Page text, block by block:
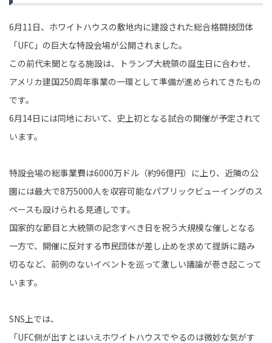
6月11日、ホワイトハウスの敷地内に建設された総合格闘技団体
「UFC」の巨大な特設会場が公開されました。
この前代未聞となる施設は、トランプ大統領の誕生日に合わせ、
アメリカ建国250周年事業の一環として準備が進められてきたもの
です。
6月14日には同地において、史上初となる試合の開催が予定されて
います。
特設会場の総事業費は6000万ドル（約96億円）に上り、近隣の公
園には最大で8万5000人を収容可能なパブリックビューイングのス
ペースも設けられる見通しです。
国家的な節目と大統領の記念すべき日を祝う大規模な催しとなる
一方で、開催に反対する市民団体が差し止めを求めて提訴に踏み
切るなど、前例のないイベントを巡って激しい議論が巻き起こって
います。
SNS上では、
「UFC側が出すとはいえホワイトハウスでやるのは微妙な気がす